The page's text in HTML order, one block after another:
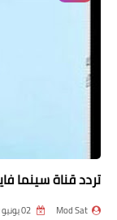
تردد قناة سينما
Mod Sat